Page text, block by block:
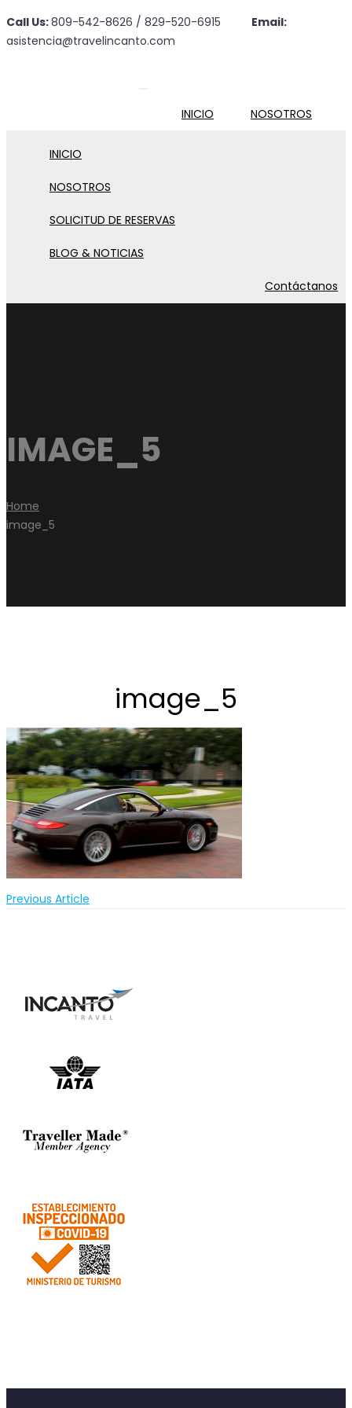
Call Us:809-542-8626 / 829-520-6915
Email:
asistencia@travelincanto.com
INICIO NOSOTROS
Contáctanos
INICIO
NOSOTROS
SOLICITUD DE RESERVAS
BLOG & NOTICIAS
Contáctanos
IMAGE_5
Home
image_5
image_5
Previous Article